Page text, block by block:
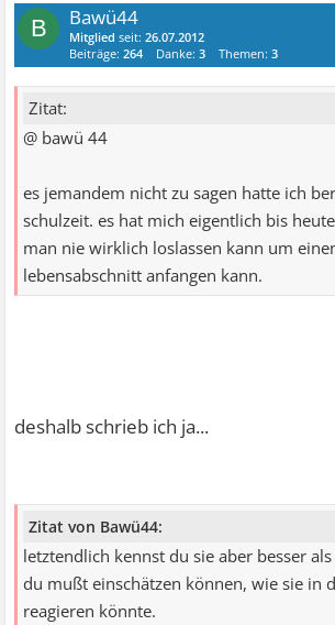
B Bawü44
Mitglied seit:26.07.2012
Beiträge:264 Danke:3 Themen:3
Zitat:
@ bawü 44
es jemandem nicht zu sagen hatte ich
schulzeit. es hat mich eigentlich bis
man nie wirklich loslassen kann um
lebensabschnitt anfangen kann.
deshalb schrieb ich ja...
Zitat von Bawü44:
letztendlich kennst du sie aber besser
du mußt einschätzen können, wie sie in
reagieren könnte.